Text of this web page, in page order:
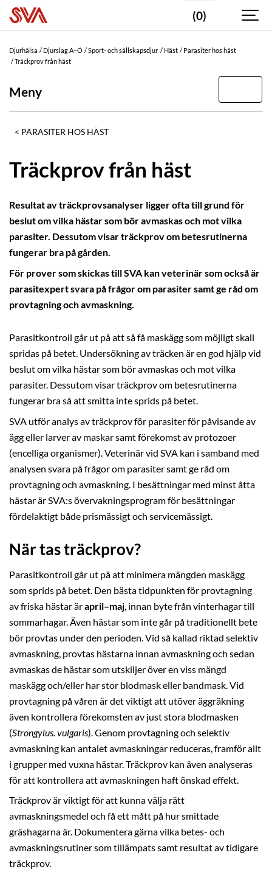
(0)
Djurhälsa Djurslag A–Ö Sport- och sällskapsdjur Häst
Parasiter hos häst
Träckprov från häst
Meny
PARASITER HOS HÄST
Träckprov från häst
Resultat av träckprovsanalyser ligger ofta till grund för
beslut om vilka hästar som bör avmaskas och mot vilka
parasiter. Dessutom visar träckprov om betesrutinerna
fungerar bra på gården.
För prover som skickas till SVA kan veterinär som också är
parasitexpert svara på frågor om parasiter samt ge råd om
provtagning och avmaskning.
Parasitkontroll går ut på att så få maskägg som möjligt skall
spridas på betet. Undersökning av träcken är en god hjälp vid
beslut om vilka hästar som bör avmaskas och mot vilka
parasiter. Dessutom visar träckprov om betesrutinerna
fungerar bra så att smitta inte sprids på betet.
SVA utför analys av träckprov för parasiter för påvisande av
ägg eller larver av maskar samt förekomst av protozoer
(encelliga organismer). Veterinär vid SVA kan i samband med
analysen svara på frågor om parasiter samt ge råd om
provtagning och avmaskning. I besättningar med minst åtta
hästar är SVA:s övervakningsprogram för besättningar
fördelaktigt både prismässigt och servicemässigt.
När tas träckprov?
Parasitkontroll går ut på att minimera mängden maskägg
som sprids på betet. Den bästa tidpunkten för provtagning
av friska hästar ärapril–maj , innan byte från vinterhagar till
sommarhagar. Även hästar som inte går på traditionellt bete
bör provtas under den perioden. Vid så kallad riktad selektiv
avmaskning, provtas hästarna innan avmaskning och sedan
avmaskas de hästar som utskiljer över en viss mängd
maskägg och/eller har stor blodmask eller bandmask. Vid
provtagning på våren är det viktigt att utöver äggräkning
även kontrollera förekomsten av just stora blodmasken
(Strongylus. vulgaris). Genom provtagning och selektiv
avmaskning kan antalet avmaskningar reduceras, framför allt
i grupper med vuxna hästar. Träckprov kan även analyseras
för att kontrollera att avmaskningen haft önskad effekt.
Träckprov är viktigt för att kunna välja rätt
avmaskningsmedel och få ett mått på hur smittade
gräshagarna är. Dokumentera gärna vilka betes- och
avmaskningsrutiner som tillämpats samt resultat av tidigare
träckprov.